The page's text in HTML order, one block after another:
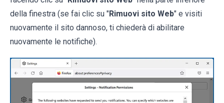
della finestra (se fai clic su "Rimuovi sito Web" e visiti
nuovamente il sito dannoso, ti chiederà di abilitare
nuovamente le notifiche).